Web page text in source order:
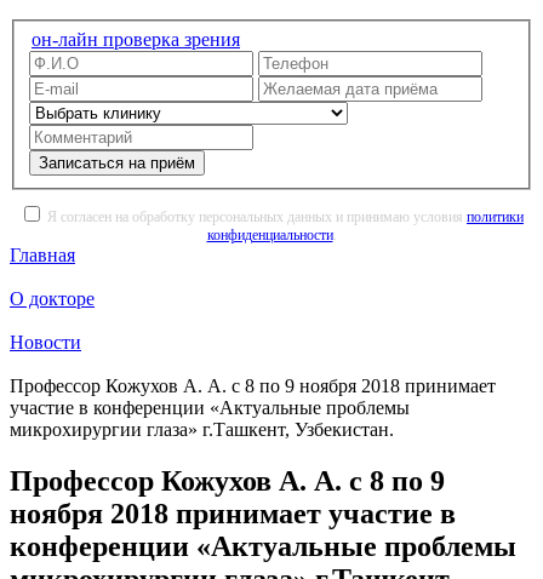
он-лайн проверка зрения
Записаться на приём
Я согласен на обработку персональных данных и принимаю условия политики
конфиденциальности.
Главная
О докторе
Новости
Профессор Кожухов А. А. с 8 по 9 ноября 2018 принимает
участие в конференции «Актуальные проблемы
микрохирургии глаза» г.Ташкент, Узбекистан.
Профессор Кожухов А. А. с 8 по 9
ноября 2018 принимает участие в
конференции «Актуальные проблемы